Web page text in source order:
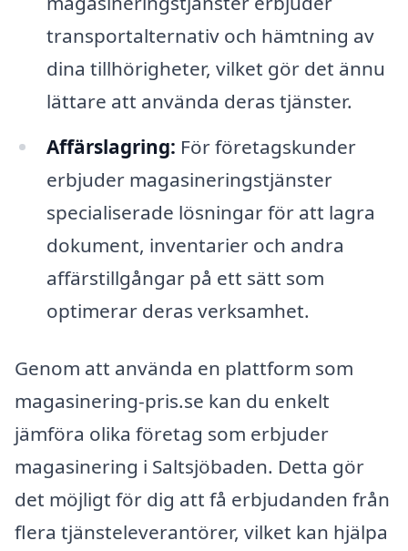
transportalternativ och hämtning av
dina tillhörigheter, vilket gör det ännu
lättare att använda deras tjänster.
Affärslagring: För företagskunder
erbjuder magasineringstjänster
specialiserade lösningar för att lagra
dokument, inventarier och andra
affärstillgångar på ett sätt som
optimerar deras verksamhet.
Genom att använda en plattform som
magasinering-pris.se kan du enkelt
jämföra olika företag som erbjuder
magasinering i Saltsjöbaden. Detta gör
det möjligt för dig att få erbjudanden från
flera tjänsteleverantörer, vilket kan hjälpa